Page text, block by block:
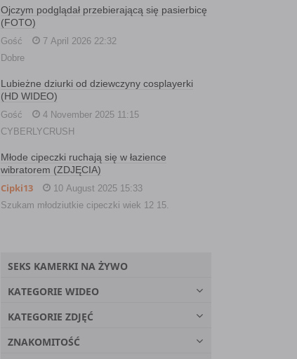
Ojczym podglądał przebierającą się pasierbicę
(FOTO)
Gość
7 April 2026 22:32
Dobre
Lubieżne dziurki od dziewczyny cosplayerki
(HD WIDEO)
Gość
4 November 2025 11:15
CYBERLYCRUSH
Młode cipeczki ruchają się w łazience
wibratorem (ZDJĘCIA)
Cipki13
10 August 2025 15:33
Szukam młodziutkie cipeczki wiek 12 15.
SEKS KAMERKI NA ŻYWO
KATEGORIE WIDEO
KATEGORIE ZDJĘĆ
ZNAKOMITOŚĆ